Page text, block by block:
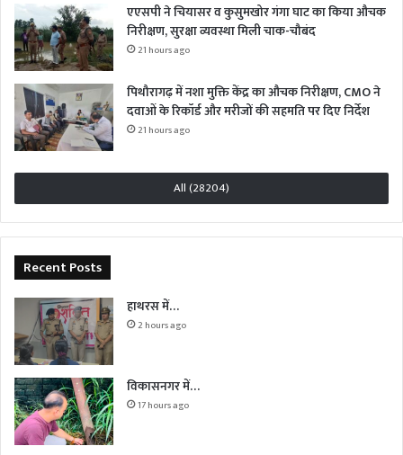
एएसपी ने चियासर व कुसुमखोर गंगा घाट का किया औचक
निरीक्षण, सुरक्षा व्यवस्था मिली चाक-चौबंद
21 hours ago
पिथौरागढ़ में नशा मुक्ति केंद्र का औचक निरीक्षण, CMO ने
दवाओं के रिकॉर्ड और मरीजों की सहमति पर दिए निर्देश
21 hours ago
All (28204)
Recent Posts
हाथरस में…
2 hours ago
विकासनगर में…
17 hours ago